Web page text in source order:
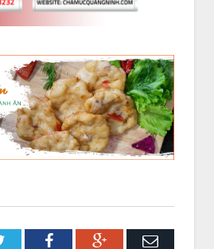
TwitterFacebookGoogle+Email